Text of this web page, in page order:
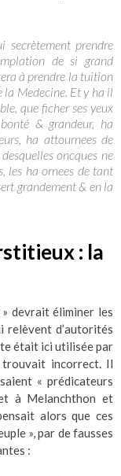
secrètement prendre
de si grand
à prendre la tuition
la Medecine. Et y ha il
que ficher ses yeux
& grandeur, ha
ha attournees de
oncques ne
les ha ornees de tant
grandement & en la
: la
devrait éliminer les
relèvent d’autorités
était ici utilisée par
trouvait incorrect. Il
« prédicateurs
à Melanchthon et
alors que ces
», par de fausses
: